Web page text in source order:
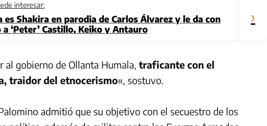
interesar:
es Shakira en parodia de Carlos Álvarez y le da con
a ‘Peter’ Castillo, Keiko y Antauro
›
al gobierno de Ollanta Humala, traficante con el
traidor del etnocerismo«, sostuvo.
admitió que su objetivo con el secuestro de los